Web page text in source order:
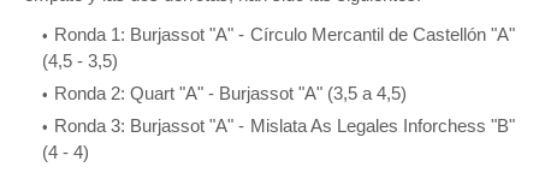
Ronda 1: Burjassot "A" - Círculo Mercantil de Castellón "A"
(4,5 - 3,5)
Ronda 2: Quart "A" - Burjassot "A" (3,5 a 4,5)
Ronda 3: Burjassot "A" - Mislata As Legales Inforchess "B"
(4 - 4)